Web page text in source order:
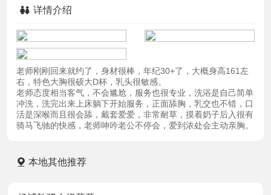
详情介绍
老师刚刚回来就约了，身材很棒，年纪30+了，大概身高161左
右，特色大胸很硕大D杯，乳头很敏感。
老师态度相当客气，不会尴尬，服务也很专业，洗浴是自己简单
冲洗，洗完出来上床躺下开始服务，正面舔胸，乳交也不错，口
活是深喉而且很会舔，戴套爱爱，非常耐草，摸着奶子后入很有
骑马飞驰的快感，老师呻吟老公不停会，爱到浓处会主动亲胸。
本地其他推荐